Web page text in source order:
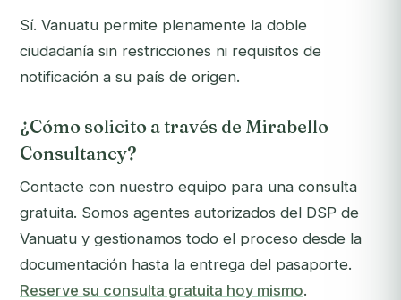
Sí. Vanuatu permite plenamente la doble
ciudadanía sin restricciones ni requisitos de
notificación a su país de origen.
¿Cómo solicito a través de Mirabello
Consultancy?
Contacte con nuestro equipo para una consulta
gratuita. Somos agentes autorizados del DSP de
Vanuatu y gestionamos todo el proceso desde la
documentación hasta la entrega del pasaporte.
Reserve su consulta gratuita hoy mismo.